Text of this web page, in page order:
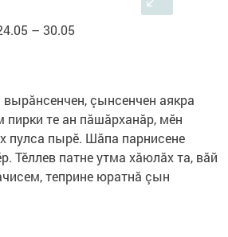
– 30.05
вырăнсенчен, çынсенчен аякра
пирки те ан пăшăрханăр, мӗн
пулса пырӗ. Шăпа парнисене
Тӗллев патне утма хăюлăх та, вăй
теприне юратнă çын